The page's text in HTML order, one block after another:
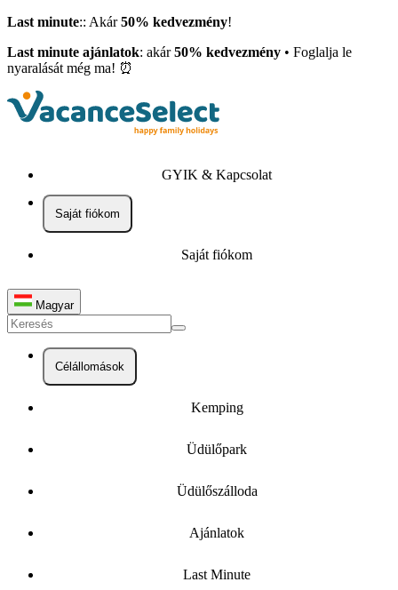
Last minute:: Akár50% kedvezmény!
Last minute ajánlatok: akár50% kedvezmény • Foglalja le
nyaralását még ma! ⏰
GYIK & Kapcsolat
Saját fiókom
Saját fiókom
Magyar
Célállomások
Kemping
Üdülőpark
Üdülőszálloda
Ajánlatok
Last Minute